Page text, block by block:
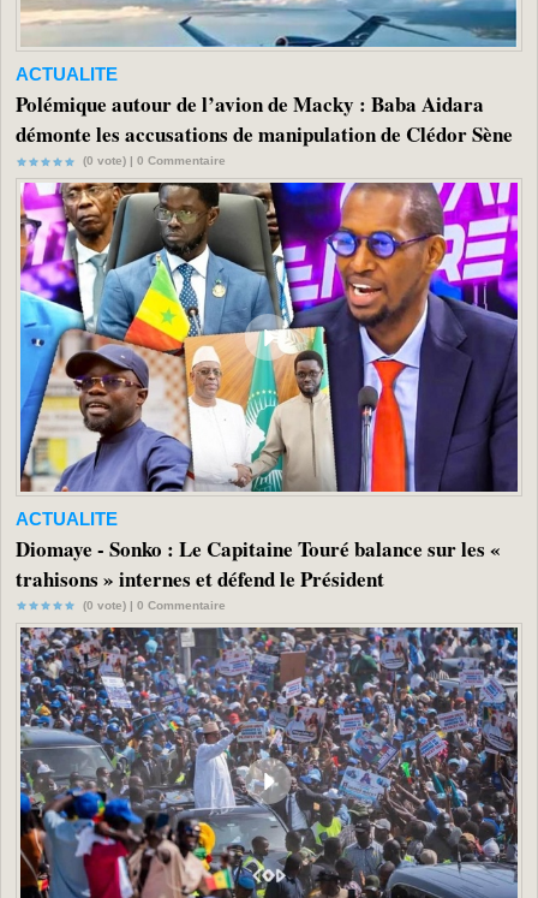
ACTUALITE
Polémique autour de l’avion de Macky : Baba Aidara
démonte les accusations de manipulation de Clédor Sène
(0 vote) | 0 Commentaire
ACTUALITE
Diomaye - Sonko : Le Capitaine Touré balance sur les «
trahisons » internes et défend le Président
(0 vote) | 0 Commentaire